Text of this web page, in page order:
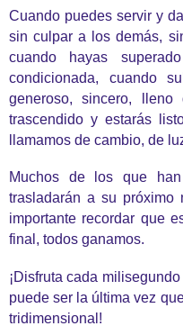
Cuando puedes servir y
sin culpar a los demás,
cuando hayas
condicionada, cuando
generoso, sincero,
trascendido y estarás
llamamos de cambio, de
Muchos de los que han
trasladarán a su próximo
importante recordar que
final, todos ganamos.
¡Disfruta cada
puede ser la última vez
tridimensional!